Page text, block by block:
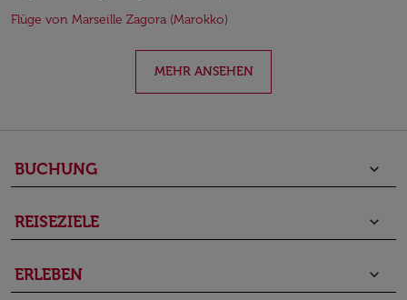
Flüge von Marseille Zagora (Marokko)
MEHR ANSEHEN
BUCHUNG keyboard_arrow_down
REISEZIELE keyboard_arrow_down
ERLEBEN keyboard_arrow_down